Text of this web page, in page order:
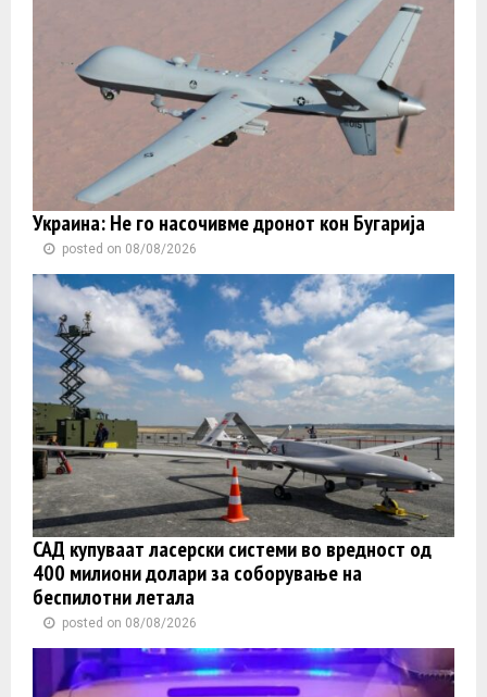
Украина: Не го насочивме дронот кон Бугарија
posted on 08/08/2026
САД купуваат ласерски системи во вредност од
400 милиони долари за соборување на
беспилотни летала
posted on 08/08/2026